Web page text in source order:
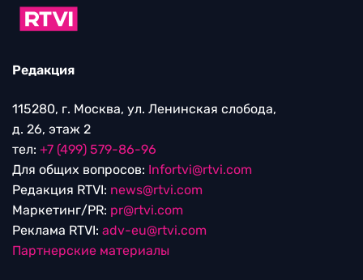
Редакция
115280, г. Москва, ул. Ленинская слобода,
д. 26, этаж 2
тел: +7 (499) 579-86-96
Для общих вопросов: Infortvi@rtvi.com
Редакция RTVI: news@rtvi.com
Маркетинг/PR: pr@rtvi.com
Реклама RTVI: adv-eu@rtvi.com
Партнерские материалы